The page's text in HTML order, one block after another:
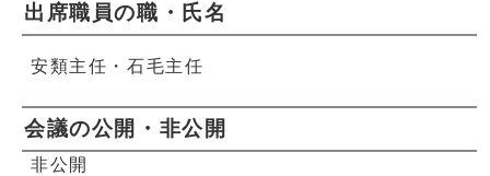
出席職員の職・氏名
安類主任・石毛主任
会議の公開・非公開
非公開